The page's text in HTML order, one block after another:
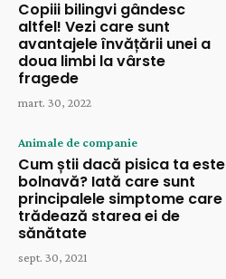
Copiii bilingvi gândesc
altfel! Vezi care sunt
avantajele învățării unei a
doua limbi la vârste
fragede
mart. 30, 2022
Animale de companie
Cum știi dacă pisica ta este
bolnavă? Iată care sunt
principalele simptome care
trădează starea ei de
sănătate
sept. 30, 2021